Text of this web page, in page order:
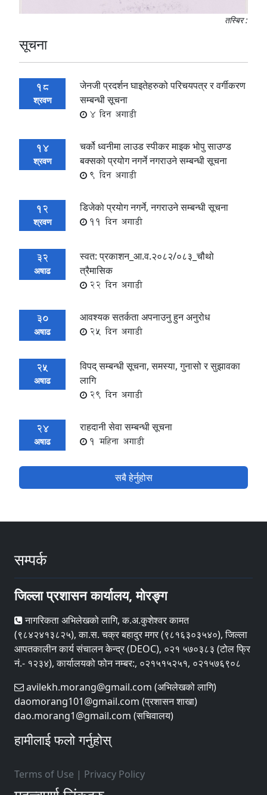
तस्बिर :
सूचना
18
श्रवण
जेनजी प्रदर्शन घाइतेहरुको परिचयपत्र र वर्गीकरण
सम्बन्धी सूचना
4 दिन अगाडी
14
श्रवण
चर्को ध्वनीमा लाउड स्पीकर माइक भोपु साउण्ड
बक्सको प्रयोग नगर्ने नगराउने सम्बन्धी सूचना
9 दिन अगाडी
12
श्रवण
डिजेको प्रयोग नगर्ने, नगराउने सम्बन्धी सूचना
11 दिन अगाडी
32
अषाढ
स्वत: प्रकाशन_आ.व.२०८२/०८३_चौथो
त्रैमासिक
22 दिन अगाडी
30
अषाढ
आवश्यक सतर्कता अपनाउनु हुन अनुरोध
25 दिन अगाडी
25
अषाढ
विपद् सम्बन्धी सूचना, समस्या, गुनासो र सुझावका
लागि
29 दिन अगाडी
24
अषाढ
राहदानी सेवा सम्बन्धी सूचना
1 महिना अगाडी
सबै हेर्नुहोस
सम्पर्क
जिल्ला प्रशासन कार्यालय, मोरङ्ग
नागरिकता अभिलेखको लागि, क.अ.कुशेश्वर कामत
(९८४२४१३८२५), का.स. चक्र बहादुर मगर (९८१६३०३५४०), जिल्ला
आपतकालीन कार्य संचालन केन्द्र (DEOC), ०२१ ५७०३८३ (टोल फ्रि
नं.- १२३४), कार्यालयको फोन नम्बर:, ०२१५१५२५१, ०२१५७६९०८
avilekh.morang@gmail.com (अभिलेखको लागि)
daomorang101@gmail.com (प्रशासन शाखा)
dao.morang1@gmail.com (सचिवालय)
हामीलाई फलो गर्नुहोस्
Terms of Use | Privacy Policy